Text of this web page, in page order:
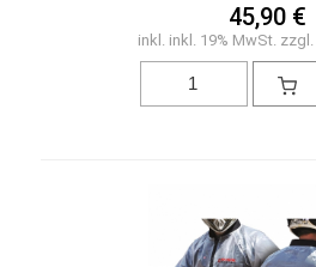
45,90 €
inkl. inkl. 19% MwSt. zzgl.